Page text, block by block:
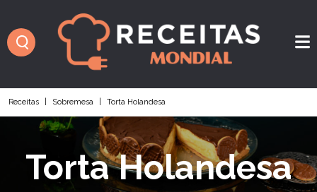
Receitas Sobremesa Torta Holandesa
Torta Holandesa